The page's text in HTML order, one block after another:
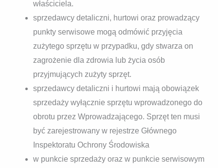
właściciela.
sprzedawcy detaliczni, hurtowi oraz prowadzący
punkty serwisowe mogą odmówić przyjęcia
zużytego sprzętu w przypadku, gdy stwarza on
zagrożenie dla zdrowia lub życia osób
przyjmujących zużyty sprzęt.
sprzedawcy detaliczni i hurtowi mają obowiązek
sprzedaży wyłącznie sprzętu wprowadzonego do
obrotu przez Wprowadzającego. Sprzęt ten musi
być zarejestrowany w rejestrze Głównego
Inspektoratu Ochrony Środowiska
w punkcie sprzedaży oraz w punkcie serwisowym